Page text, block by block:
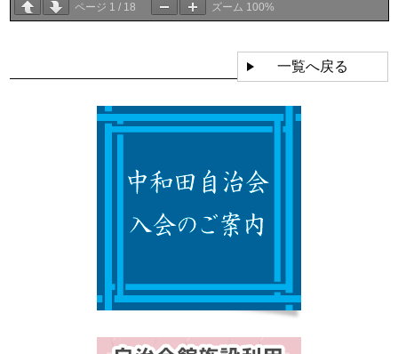
ページ 1 / 18 ズーム 100%
一覧へ戻る